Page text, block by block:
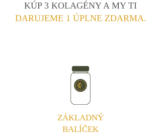
KÚP 3 KOLAGÉNY A MY TI
DARUJEME 1 ÚPLNE ZDARMA.
ZÁKLADNÝ
BALÍČEK